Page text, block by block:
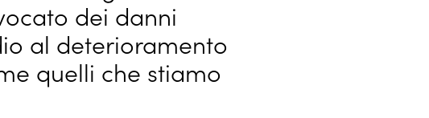
dei danni
al deterioramento
quelli che stiamo